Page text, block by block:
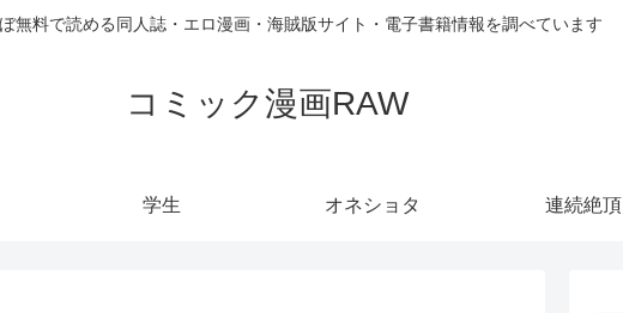
無料で読める同人誌・エロ漫画・海賊版サイト・電子書籍情報を調べています
コミック漫画RAW
学生 オネショタ 連続絶頂